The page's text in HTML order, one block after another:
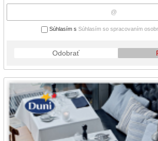
Súhlasím s Súhlasím so spracovaním
Odobrať